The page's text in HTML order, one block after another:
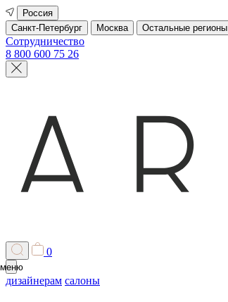
Россия
Санкт-Петербург
Москва Остальные регионы
Сотрудничество
8 800 600 75 26
0
меню
дизайнерам салоны